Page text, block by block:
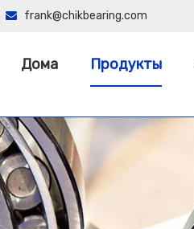
 frank@chikbearing.com
Дома Продукты